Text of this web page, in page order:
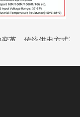
革。传统供电方式